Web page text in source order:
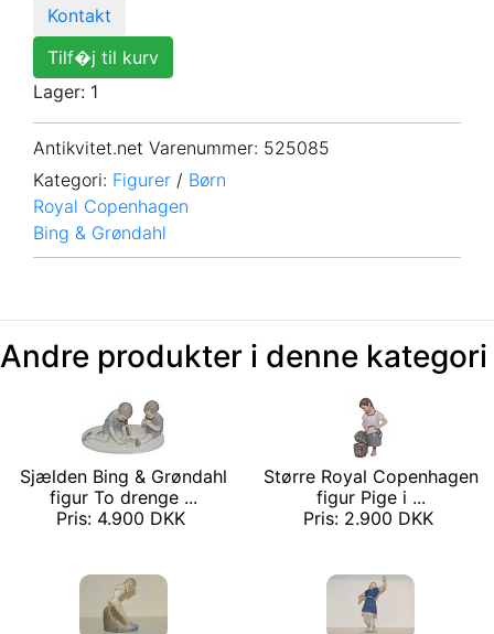
Kontakt
Tilf�j til kurv
Lager: 1
Antikvitet.net Varenummer: 525085
Kategori: Figurer / Børn
Royal Copenhagen
Bing & Grøndahl
Andre produkter i denne kategori
Sjælden Bing & Grøndahl
figur To drenge ...
Pris: 4.900 DKK
Større Royal Copenhagen
figur Pige i ...
Pris: 2.900 DKK